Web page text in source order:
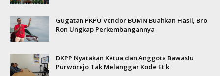
Gugatan PKPU Vendor BUMN Buahkan Hasil, Bro
Ron Ungkap Perkembangannya
DKPP Nyatakan Ketua dan Anggota Bawaslu
Purworejo Tak Melanggar Kode Etik